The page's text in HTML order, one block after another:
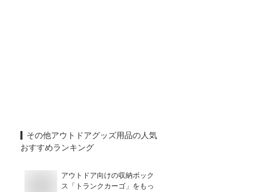
その他アウトドアグッズ用品の人気
おすすめランキング
アウトドア向けの収納ボック
ス「トランクカーゴ」をもっ